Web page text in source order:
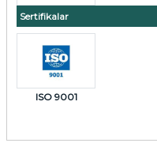
Sertifikalar
ISO 9001